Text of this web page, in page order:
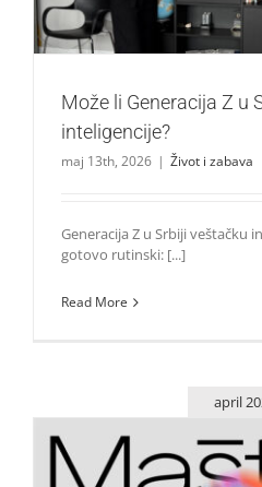
Može li Generacija Z u
inteligencije?
maj 13th, 2026 | Život i zabava
Generacija Z u Srbiji veštačku
gotovo rutinski: [...]
Read More
april